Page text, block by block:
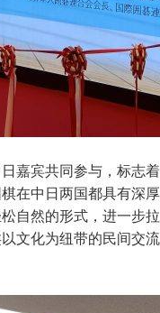
嘉宾共同参与，标志
在中日两国都具有深
自然的形式，进一步
文化为纽带的民间交